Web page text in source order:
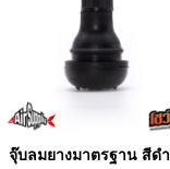
จุ๊บลมยางมาตรฐาน สีดำ